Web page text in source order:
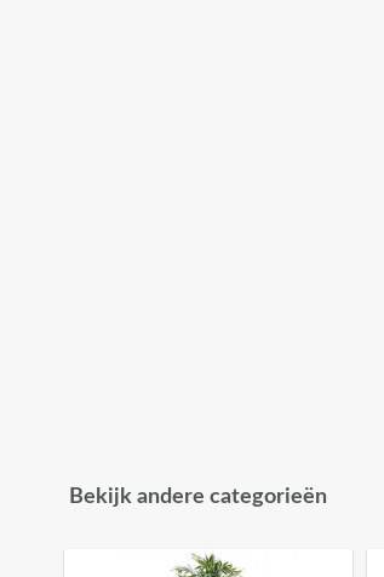
Bekijk andere categorieën